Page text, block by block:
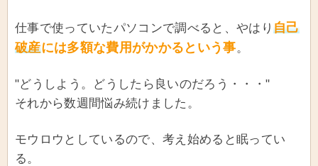
仕事で使っていたパソコンで調べると、やはり自己
破産には多額な費用がかかるという事。
"どうしよう。どうしたら良いのだろう・・・"
それから数週間悩み続けました。
モウロウとしているので、考え始めると眠ってい
る。